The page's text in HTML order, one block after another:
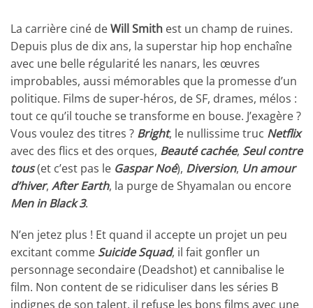
La carrière ciné deWill Smith est un champ de ruines.
Depuis plus de dix ans, la superstar hip hop enchaîne
avec une belle régularité les nanars, les œuvres
improbables, aussi mémorables que la promesse d’un
politique. Films de super-héros, de SF, drames, mélos :
tout ce qu’il touche se transforme en bouse. J’exagère ?
Vous voulez des titres ? Bright, le nullissime truc Netflix
avec des flics et des orques, Beauté cachée, Seul contre
tous(et c’est pas le Gaspar Noé), Diversion, Un amour
d’hiver, After Earth, la purge de Shyamalan ou encore
Men in Black 3.
N’en jetez plus ! Et quand il accepte un projet un peu
excitant comme Suicide Squad, il fait gonfler un
personnage secondaire (Deadshot) et cannibalise le
film. Non content de se ridiculiser dans les séries B
indignes de son talent, il refuse les bons films avec une